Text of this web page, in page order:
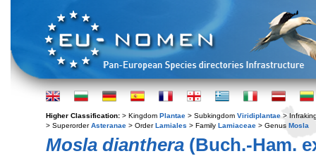
Higher Classification: > Kingdom Plantae > Subkingdom Viridiplantae >
> SuperorderAsteranae > OrderLamiales > Family Lamiaceae > Genus Mosla
Mosla dianthera (Buch.-Ham.